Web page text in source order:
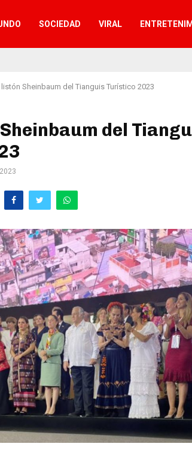
SOCIEDAD VIRAL
listón Sheinbaum del Tianguis Turístico 2023
del